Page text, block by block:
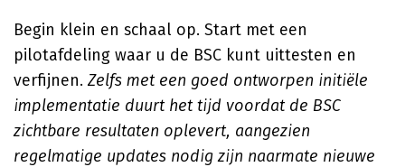
Begin klein en schaal op. Start met een
pilotafdeling waar u de BSC kunt uittesten en
verfijnen. Zelfs met een goed ontworpen initiële
implementatie duurt het tijd voordat de BSC
zichtbare resultaten oplevert, aangezien
regelmatige updates nodig zijn naarmate nieuwe